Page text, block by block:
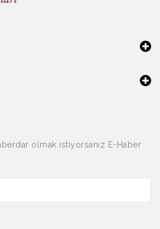
olmak istiyorsanız E-Haber